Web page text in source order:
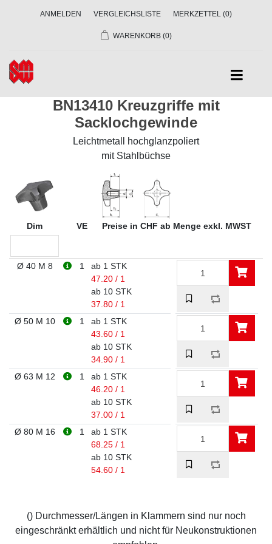
ANMELDEN VERGLEICHSLISTE MERKZETTEL (0)
WARENKORB (0)
BN13410 Kreuzgriffe mit
Sacklochgewinde
Leichtmetall hochglanzpoliert
mit Stahlbüchse
Dim VE Preise in CHF ab Menge exkl. MWST
Ø 40 M 8 1
ab 1 STK
47.20 / 1
ab 10 STK
37.80 / 1
Ø 50 M 10
1
ab 1 STK
43.60 / 1
ab 10 STK
34.90 / 1
Ø 63 M 12
1
ab 1 STK
46.20 / 1
ab 10 STK
37.00 / 1
Ø 80 M 16
1
ab 1 STK
68.25 / 1
ab 10 STK
54.60 / 1
() Durchmesser/Längen in Klammern sind nur noch
eingeschränkt erhältlich und nicht für Neukonstruktionen